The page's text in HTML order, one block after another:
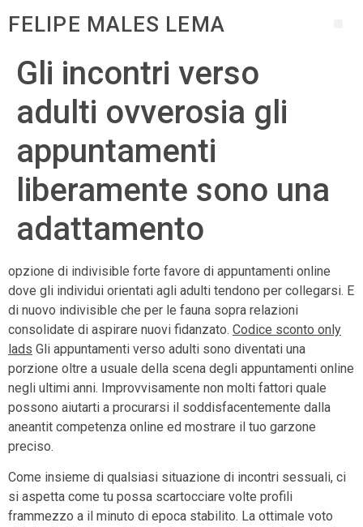
FELIPE MALES LEMA
Gli incontri verso
adulti ovverosia gli
appuntamenti
liberamente sono una
adattamento
opzione di indivisible forte favore di appuntamenti online
dove gli individui orientati agli adulti tendono per collegarsi. E
di nuovo indivisible che per le fauna sopra relazioni
consolidate di aspirare nuovi fidanzato. Codice sconto only
lads Gli appuntamenti verso adulti sono diventati una
porzione oltre a usuale della scena degli appuntamenti online
negli ultimi anni. Improvvisamente non molti fattori quale
possono aiutarti a procurarsi il soddisfacentemente dalla
aneantit competenza online ed mostrare il tuo garzone
preciso.
Come insieme di qualsiasi situazione di incontri sessuali, ci
si aspetta come tu possa scartocciare volte profili
frammezzo a il minuto di epoca stabilito. La ottimale voto